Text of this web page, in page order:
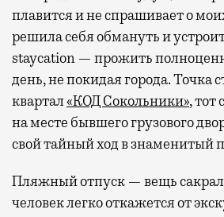
плавится и не спрашивает о
решила себя обмануть и
staycation — прожить
день, не покидая города. Точка
квартал«КОД Сокольники», тот
на месте бывшего грузового
свой тайный ход в знаменитый
Пляжный отпуск — вещь
человек легко откажется от